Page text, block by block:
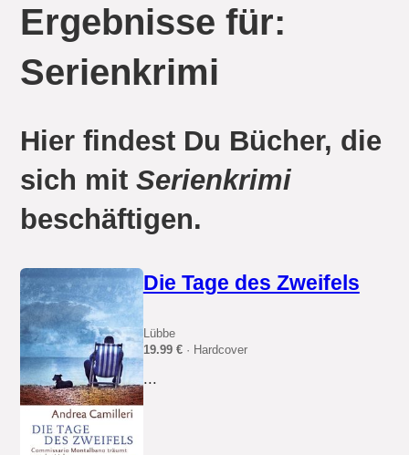
Ergebnisse für:
Serienkrimi
Hier findest Du Bücher, die
sich mitSerienkrimi
beschäftigen.
Die Tage des Zweifels
Lübbe
19.99 €· Hardcover
...